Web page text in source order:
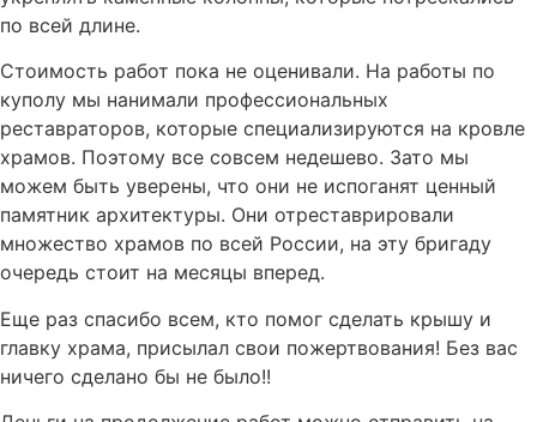
по всей длине.
Стоимость работ пока не оценивали. На работы по
куполу мы нанимали профессиональных
реставраторов, которые специализируются на кровле
храмов. Поэтому все совсем недешево. Зато мы
можем быть уверены, что они не испоганят ценный
памятник архитектуры. Они отреставрировали
множество храмов по всей России, на эту бригаду
очередь стоит на месяцы вперед.
Еще раз спасибо всем, кто помог сделать крышу и
главку храма, присылал свои пожертвования! Без вас
ничего сделано бы не было!!